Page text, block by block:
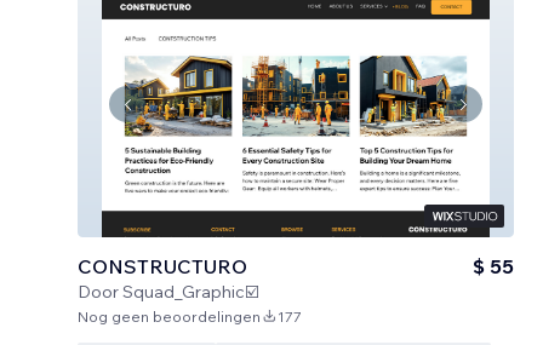
CONSTRUCTURO
DoorSquad_Graphic☑️
$ 55
Nog geen beoordelingen 177